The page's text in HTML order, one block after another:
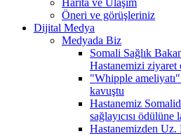
Öneri ve görüşleriniz
Dijital Medya
Medyada Biz
Somali Sağlık
Hastanemizi ziyaret
"Whipple ameliyatı"
kavuştu
Hastanemiz
sağlayıcısı ödülüne
Hastanemizden